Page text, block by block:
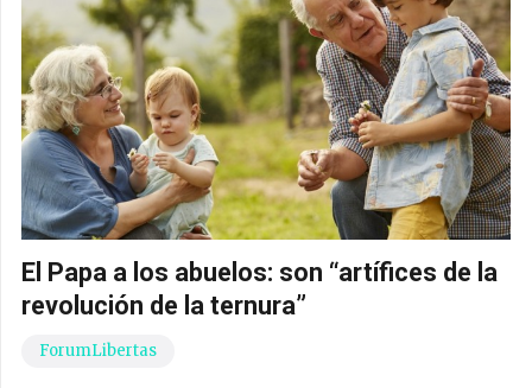
El Papa a los abuelos: son “artífices de la
revolución de la ternura”
ForumLibertas